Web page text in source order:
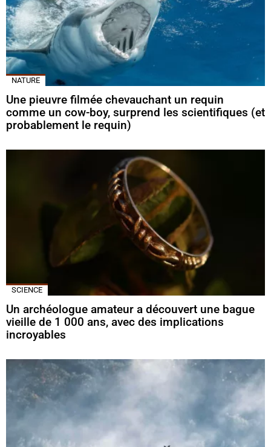
NATURE
Une pieuvre filmée chevauchant un requin
comme un cow-boy, surprend les scientifiques (et
probablement le requin)
SCIENCE
Un archéologue amateur a découvert une bague
vieille de 1 000 ans, avec des implications
incroyables